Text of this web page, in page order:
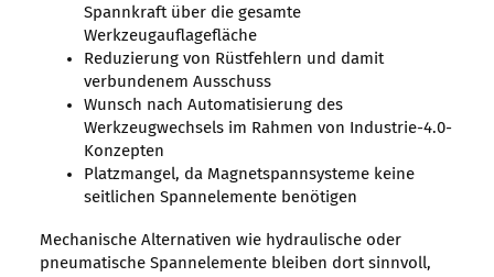
Spannkraft über die gesamte
Werkzeugauflagefläche
Reduzierung von Rüstfehlern und damit
verbundenem Ausschuss
Wunsch nach Automatisierung des
Werkzeugwechsels im Rahmen von Industrie-4.0-
Konzepten
Platzmangel, da Magnetspannsysteme keine
seitlichen Spannelemente benötigen
Mechanische Alternativen wie hydraulische oder
pneumatische Spannelemente bleiben dort sinnvoll,